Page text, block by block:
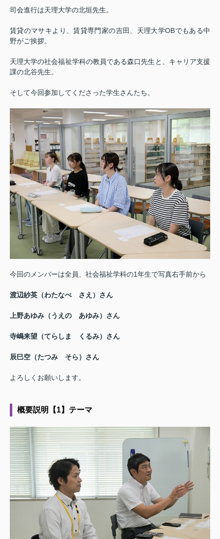
司会進行は天理大学の北垣先生。
賃貸のマサキより、賃貸専門家の吉田、天理大学OBでもある中
野がご挨拶。
天理大学の社会福祉学科の教員である森口先生と、キャリア支援
課の北谷先生。
そして今回参加してくださった学生さんたち。
今回のメンバーは全員、社会福祉学科の1年生で写真右手前から
渡辺紗英（わたなべ さえ）さん
上野あゆみ（うえの あゆみ）さん
寺嶋来望（てらしま くるみ）さん
辰巳空（たつみ そら）さん
よろしくお願いします。
概要説明【1】テーマ